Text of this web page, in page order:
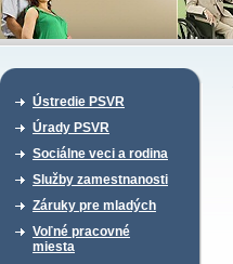
Ústredie PSVR
Úrady PSVR
Sociálne veci a rodina
Služby zamestnanosti
Záruky pre mladých
Voľné pracovné
miesta